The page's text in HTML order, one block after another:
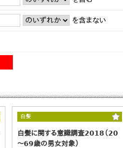
を含まない
白髪
白髪に関する意識調査2018（20
～69歳の男女対象）